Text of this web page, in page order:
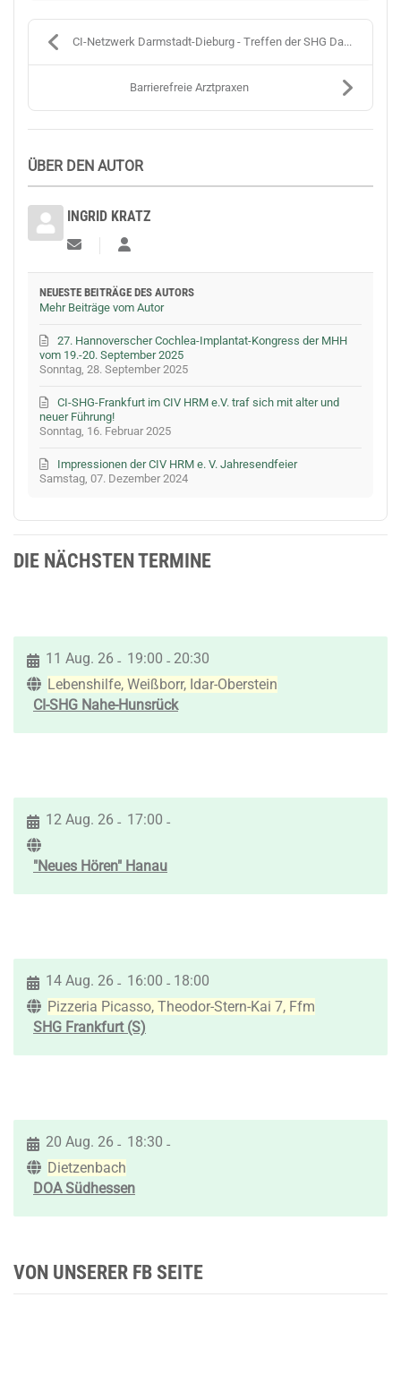
CI-Netzwerk Darmstadt-Dieburg - Treffen der SHG Da...
Barrierefreie Arztpraxen
ÜBER DEN AUTOR
INGRID KRATZ
Updates abonnieren
NEUESTE BEITRÄGE DES AUTORS
Mehr Beiträge vom Autor
Sonntag, 28. September 2025
27. Hannoverscher Cochlea-Implantat-Kongress der MHH
vom 19.-20. September 2025
Sonntag, 16. Februar 2025
CI-SHG-Frankfurt im CIV HRM e.V. traf sich mit alter und
neuer Führung!
Samstag, 07. Dezember 2024
Impressionen der CIV HRM e. V. Jahresendfeier
DIE NÄCHSTEN TERMINE
11 Aug. 26 - 19:00 - 20:30
Lebenshilfe, Weißborr, Idar-Oberstein
CI-SHG Nahe-Hunsrück
12 Aug. 26 - 17:00 -
"Neues Hören" Hanau
14 Aug. 26 - 16:00 - 18:00
Pizzeria Picasso, Theodor-Stern-Kai 7, Ffm
SHG Frankfurt (S)
20 Aug. 26 - 18:30 -
Dietzenbach
DOA Südhessen
VON UNSERER FB SEITE